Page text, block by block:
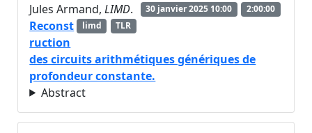
Jules Armand,LIMD. 2:00:00
30 janvier 2025 10:00
TLR
limd
Reconst
ruction
des circuits arithmétiques génériques de
profondeur constante.
Abstract